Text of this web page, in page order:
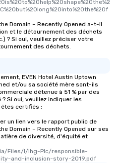
Domain – Recently Opened a-t-il
et le détournement des déchets
? Si oui, veuillez préciser votre
des déchets.
EVEN Hotel Austin Uptown
et/ou sa société mère sont-ils
détenue à 51 % par des
Si oui, veuillez indiquer les
certifiés :
un lien vers le rapport public de
Domain – Recently Opened sur ses
de diversité, d'équité et
Files/I/Ihg-Plc/responsible-
and-inclusion-story-2019.pdf